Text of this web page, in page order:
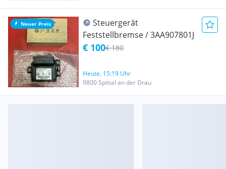
Neuer Preis
Steuergerät
Feststellbremse / 3AA907801J
€ 100€ 180
Heute, 15:19 Uhr
9800 Spittal an der Drau